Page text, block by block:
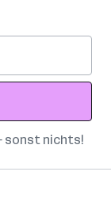
sonst nichts!